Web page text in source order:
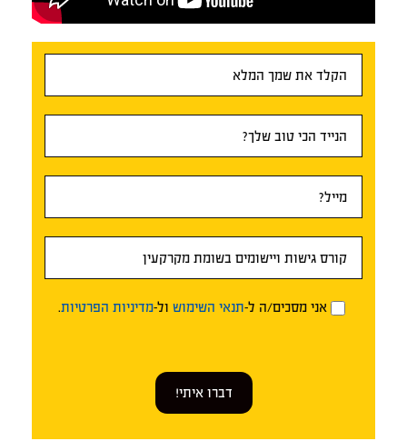
ראשי
אני מסכים/ה ל-תנאי השימוש ול-מדיניות הפרטיות.
דברו איתי!